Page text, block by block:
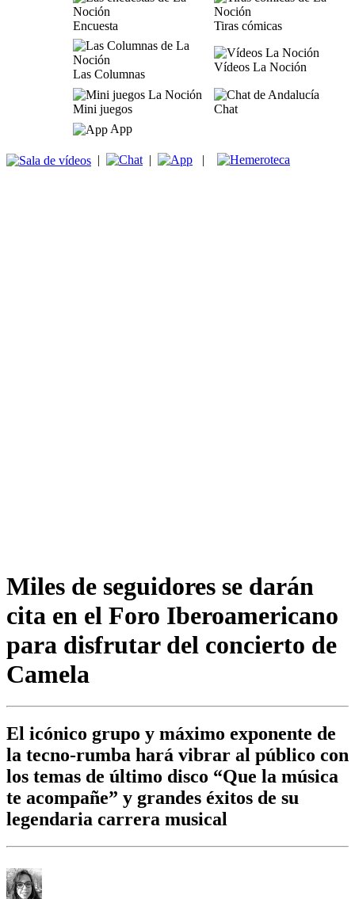
Encuesta Tiras cómicas
Las Columnas
Vídeos La Noción
Mini juegos
Chat
App
| | |
Miles de seguidores se darán
cita en el Foro Iberoamericano
para disfrutar del concierto de
Camela
El icónico grupo y máximo exponente de
la tecno-rumba hará vibrar al público con
los temas de último disco “Que la música
te acompañe” y grandes éxitos de su
legendaria carrera musical